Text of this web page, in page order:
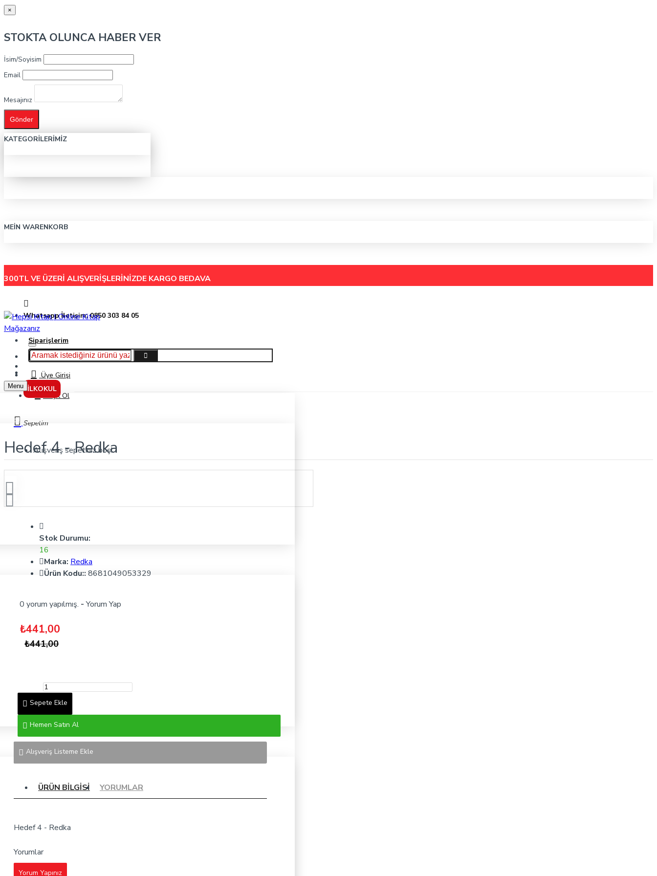
×
STOKTA OLUNCA HABER VER
İsim/Soyisim
Email
Mesajınız
Gönder
KATEGORILERIMIZ
MEIN WARENKORB
300TL VE ÜZERİ ALIŞVERİŞLERİNİZDE KARGO BEDAVA
Whatsapp İletişim: 0850 303 84 05
Siparişlerim
Hakkımızda
İletişimÜye Girişi
Kayıt Ol
Sepetim
Alışveriş sepetiniz boş!
İLKOKUL
Menu
Hedef 4 - Redka
Hedef 4 - Redka
Stok Durumu:
16
Marka: Redka
Ürün Kodu:: 8681049053329
0 yorum yapılmış. - Yorum Yap
₺441,00
₺441,00
Sepete Ekle
Hemen Satın Al
Alışveriş Listeme Ekle
ÜRÜN BILGISI YORUMLAR
Hedef 4 - Redka
Yorumlar
Yorum Yapınız